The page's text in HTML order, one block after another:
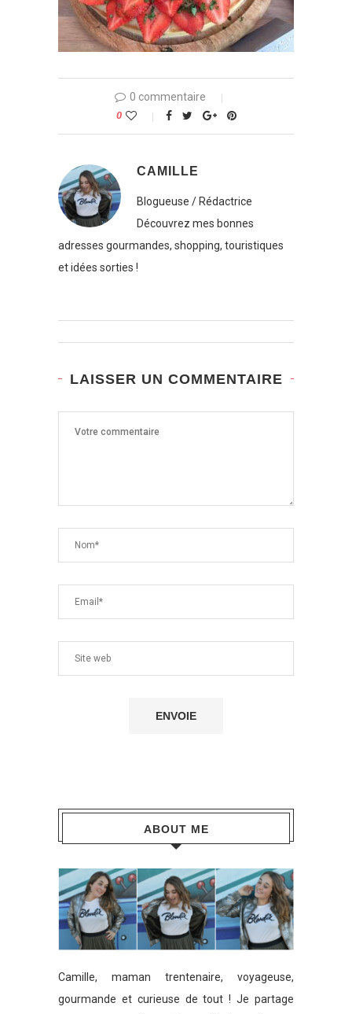
0 commentaire
0
CAMILLE
Blogueuse / Rédactrice
Découvrez mes bonnes
adresses gourmandes, shopping, touristiques
et idées sorties !
LAISSER UN COMMENTAIRE
ABOUT ME
Camille, maman trentenaire, voyageuse,
gourmande et curieuse de tout ! Je partage